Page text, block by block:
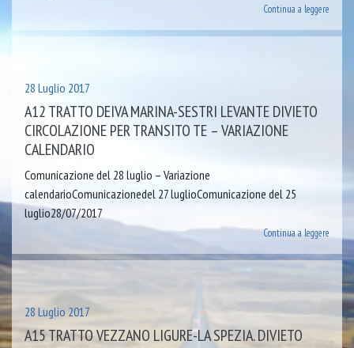
Continua a leggere
28 Luglio 2017
A12 TRATTO DEIVA MARINA-SESTRI LEVANTE DIVIETO
CIRCOLAZIONE PER TRANSITO TE – VARIAZIONE
CALENDARIO
Comunicazione del 28 luglio – Variazione
calendarioComunicazionedel 27 luglioComunicazione del 25
luglio28/07/2017
Continua a leggere
28 Luglio 2017
A15 TRATTO VEZZANO LIGURE-LA SPEZIA. DIVIETO